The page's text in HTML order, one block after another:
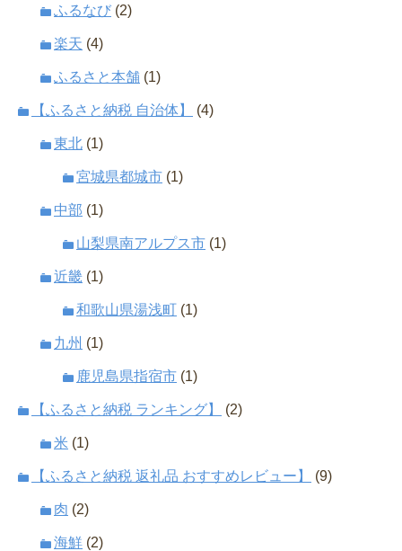
ふるなび (2)
楽天 (4)
ふるさと本舗 (1)
【ふるさと納税 自治体】 (4)
東北 (1)
宮城県都城市 (1)
中部 (1)
山梨県南アルプス市 (1)
近畿 (1)
和歌山県湯浅町 (1)
九州 (1)
鹿児島県指宿市 (1)
【ふるさと納税 ランキング】 (2)
米 (1)
【ふるさと納税 返礼品 おすすめレビュー】 (9)
肉 (2)
海鮮 (2)